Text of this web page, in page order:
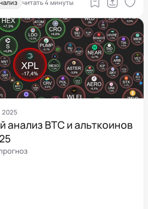
читать 4 минуты
2025
анализ BTC и альткоинов